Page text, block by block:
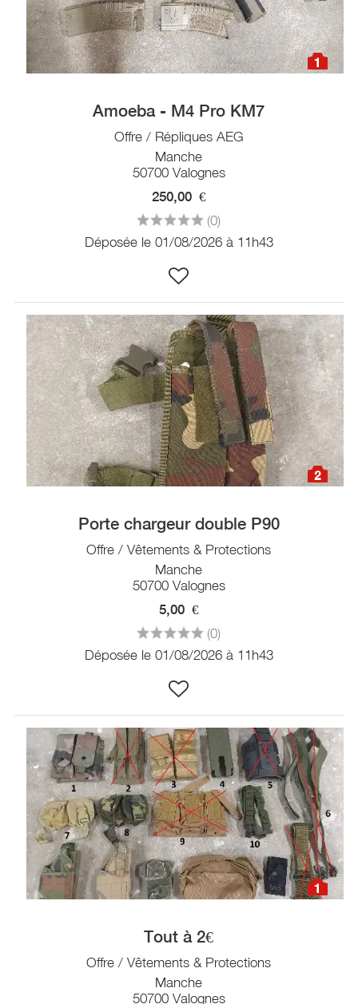
1
Amoeba - M4 Pro KM7
Offre / Répliques AEG
Manche
50700 Valognes
250,00 €
(0)
Déposée le 01/08/2026 à 11h43
2
Porte chargeur double P90
Offre / Vêtements & Protections
Manche
50700 Valognes
5,00 €
(0)
Déposée le 01/08/2026 à 11h43
1
Tout à 2€
Offre / Vêtements & Protections
Manche
50700 Valognes